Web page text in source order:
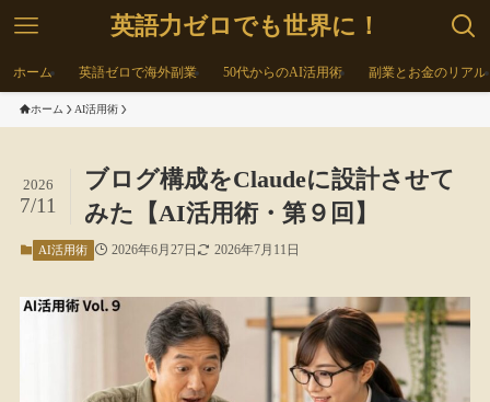
英語力ゼロでも世界に！
ホーム 英語ゼロで海外副業 50代からのAI活用術 副業とお金のリアル
ホーム AI活用術
ブログ構成をClaudeに設計させて
みた【AI活用術・第９回】
2026
7/11
AI活用術 2026年6月27日 2026年7月11日